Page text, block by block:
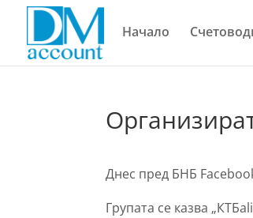
Начало
Днес пред БНБ
Групата се казва